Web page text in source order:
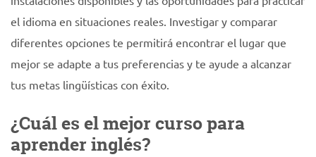
el idioma en situaciones reales. Investigar y comparar
diferentes opciones te permitirá encontrar el lugar que
mejor se adapte a tus preferencias y te ayude a alcanzar
tus metas lingüísticas con éxito.
¿Cuál es el mejor curso para
aprender inglés?